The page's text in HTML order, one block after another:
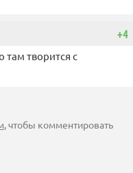
+4
там творится с
, чтобы комментировать